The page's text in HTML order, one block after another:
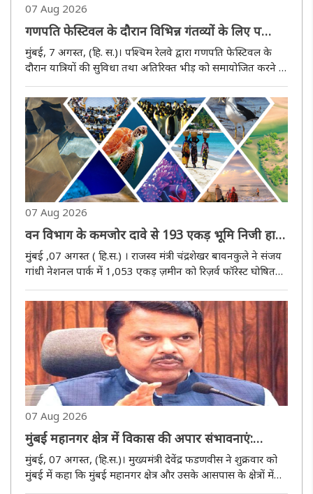
07 Aug 2026
गणपति फेस्टिवल के दौरान विभिन्न गंतव्यों के लिए पश्चिम
रेलवे की स्पेशल ट्रेनें
मुंबई, 7 अगस्त, (हि. स.)। पश्चिम रेलवे द्वारा गणपति फेस्टिवल के
दौरान यात्रियों की सुविधा तथा अतिरिक्त भीड़ को समायोजित करने के
जाएंगी। पश्चिम रेलवे के जनसंपर्क विभाग द्वारा ..
07 Aug 2026
वन विभाग के कमजोर दावे से 193 एकड़ भूमि निजी हाथों
में - ठाणे एनसीपी (एसपी )
मुंबई ,07 अगस्त ( हि.स.) । राजस्व मंत्री चंद्रशेखर बावनकुले ने संजय
गांधी नेशनल पार्क में 1,053 एकड़ ज़मीन को रिज़र्व फॉरेस्ट घोषित
कर दिया गया है। इससे ठाणे में एक बहुत बड़ा कंक्रीट ..
07 Aug 2026
मुंबई महानगर क्षेत्र में विकास की अपार संभावनाएं:
फडणवीस
मुंबई, 07 अगस्त, (हि.स.)। मुख्यमंत्री देवेंद्र फडणवीस ने शुक्रवार को
मुंबई में कहा कि मुंबई महानगर क्षेत्र और उसके आसपास के क्षेत्रों में